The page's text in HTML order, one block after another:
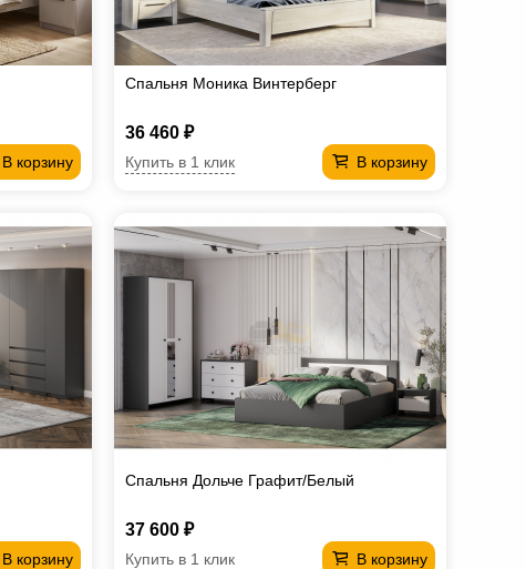
В корзину
Спальня Моника Винтерберг
36 460 ₽
В корзину
Купить в 1 клик
В корзину
Спальня Дольче Графит/Белый
37 600 ₽
В корзину
Купить в 1 клик